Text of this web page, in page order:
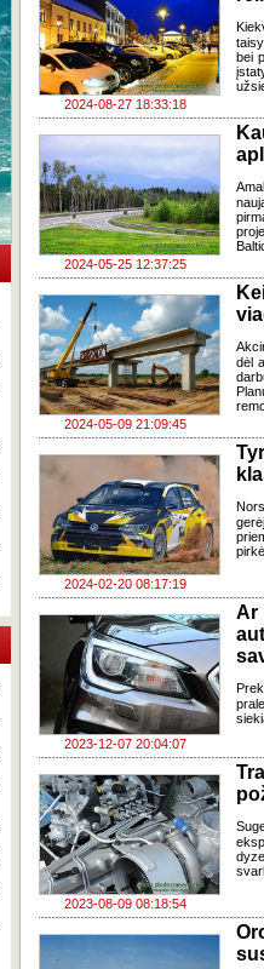
2024-08-27 18:33:18
bei
2024-05-25 12:37:25
2024-05-09 21:09:45
dėl
2024-02-20 08:17:19
2023-12-07 20:04:07
Ar
2023-08-09 08:18:54